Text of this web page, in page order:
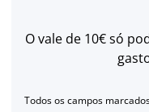
O vale de 10€ só
Todos os campos